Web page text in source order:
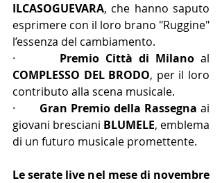
ILCASOGUEVARA, che hanno saputo
esprimere con il loro brano "Ruggine"
l’essenza del cambiamento.
· Premio Città di Milano
COMPLESSO DEL BRODO, per il loro
contributo alla scena musicale.
· Gran Premio della Rassegna ai
giovani bresciani BLUMELE, emblema
di un futuro musicale promettente.
Le serate live nel mese di novembre